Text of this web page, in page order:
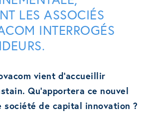
LES ASSOCIÉS
INTERROGÉS
vient d’accueillir
Qu’apportera ce nouvel
société de capital innovation ?